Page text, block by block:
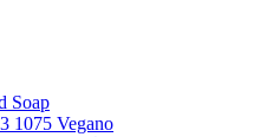
Soap
1075 Vegano